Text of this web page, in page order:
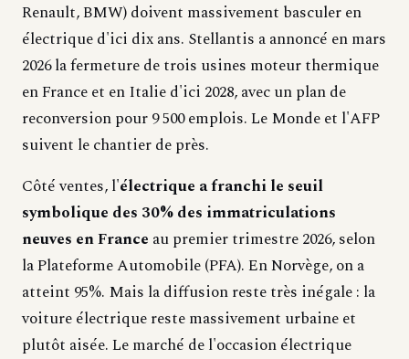
Renault, BMW) doivent massivement basculer en
électrique d'ici dix ans. Stellantis a annoncé en mars
2026 la fermeture de trois usines moteur thermique
en France et en Italie d'ici 2028, avec un plan de
reconversion pour 9 500 emplois. Le Monde et l'AFP
suivent le chantier de près.
Côté ventes, l'électrique a franchi le seuil
symbolique des 30% des immatriculations
neuves en France au premier trimestre 2026, selon
la Plateforme Automobile (PFA). En Norvège, on a
atteint 95%. Mais la diffusion reste très inégale : la
voiture électrique reste massivement urbaine et
plutôt aisée. Le marché de l'occasion électrique